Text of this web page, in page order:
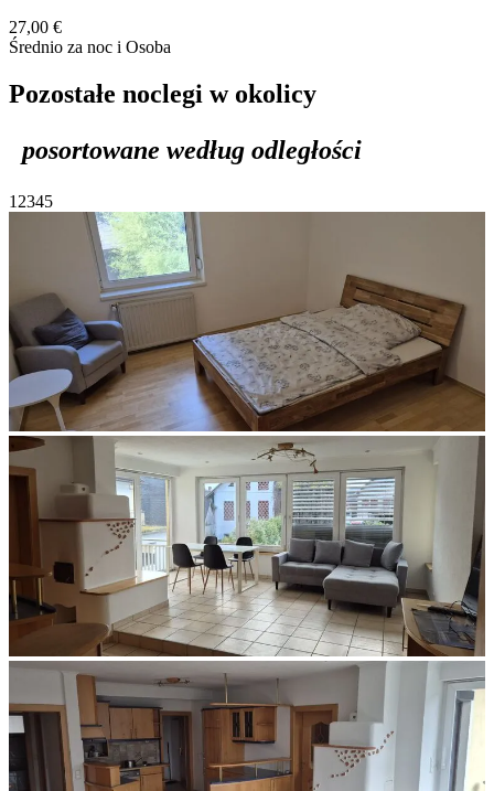
27,00 €
Średnio za noc i Osoba
Pozostałe noclegi w okolicy
posortowane według odległości
1 2345